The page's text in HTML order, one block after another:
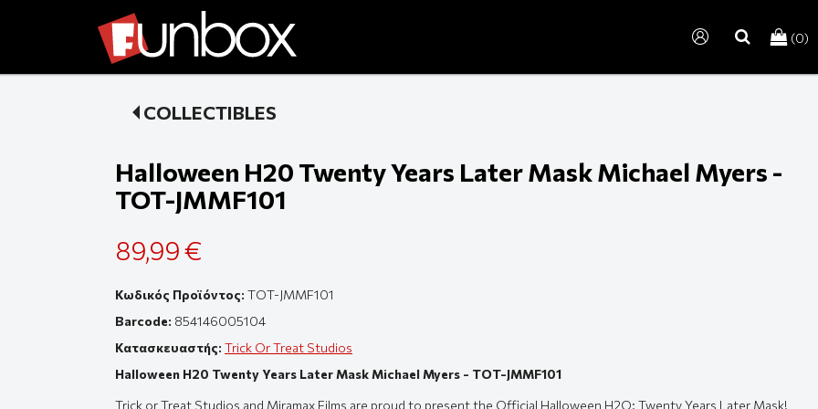
(0)
search
COLLECTIBLES
Halloween H20 Twenty Years Later Mask Michael Myers -
TOT-JMMF101
89,99 €
Κωδικός Προϊόντος: TOT-JMMF101
Barcode: 854146005104
Κατασκευαστής: Trick Or Treat Studios
Halloween H20 Twenty Years Later Mask Michael Myers - TOT-JMMF101
Trick or Treat Studios and Miramax Films are proud to present the Official Halloween H2O: Twenty Years Later Mask!